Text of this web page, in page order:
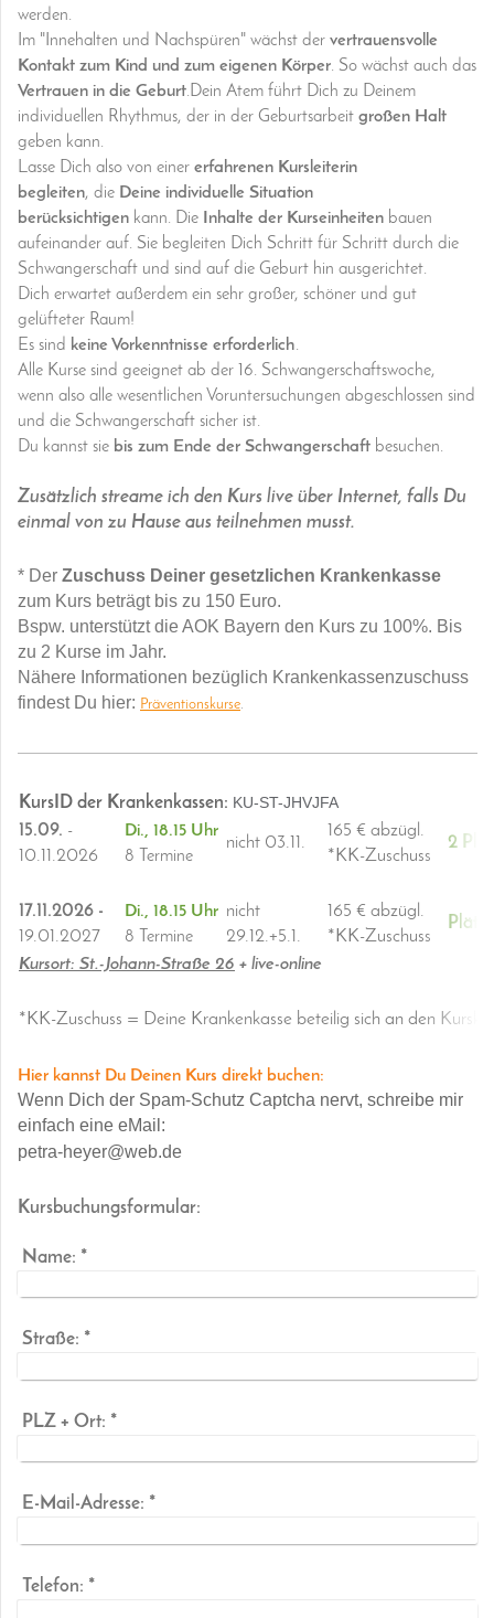
werden.
Im "Innehalten und Nachspüren" wächst der vertrauensvolle
Kontakt zum Kind und zum eigenen Körper. So wächst auch das
Vertrauen in die Geburt.Dein Atem führt Dich zu Deinem
individuellen Rhythmus, der in der Geburtsarbeit großen Halt
geben kann.
Lasse Dich also von einer erfahrenen Kursleiterin
begleiten, die Deine individuelle Situation
berücksichtigen kann. Die Inhalte der Kurseinheiten bauen
aufeinander auf. Sie begleiten Dich Schritt für Schritt durch die
Schwangerschaft und sind auf die Geburt hin ausgerichtet.
Dich erwartet außerdem ein sehr großer, schöner und gut
gelüfteter Raum!
Es sind keine Vorkenntnisse erforderlich.
Alle Kurse sind geeignet ab der 16. Schwangerschaftswoche,
wenn also alle wesentlichen Voruntersuchungen abgeschlossen sind
und die Schwangerschaft sicher ist.
Du kannst sie bis zum Ende der Schwangerschaft besuchen.
Zusätzlich streame ich den Kurs live über Internet, falls Du
einmal von zu Hause aus teilnehmen musst.
* Der Zuschuss Deiner gesetzlichen Krankenkasse
zum Kurs beträgt bis zu 150 Euro.
Bspw. unterstützt die AOK Bayern den Kurs zu 100%. Bis
zu 2 Kurse im Jahr.
Nähere Informationen bezüglich Krankenkassenzuschuss
findest Du hier: Präventionskurse.
KursID der Krankenkassen: KU-ST-JHVJFA
15.09. -
10.11.2026
Di., 18.15 Uhr
8 Termine
nicht 03.11.
165 € abzügl.
*KK-Zuschuss
2
17.11.2026 -
19.01.2027
Di., 18.15 Uhr
8 Termine
nicht
29.12.+5.1.
165 € abzügl.
*KK-Zuschuss
Kursort: St.-Johann-Straße 26 + live-online
*KK-Zuschuss = Deine Krankenkasse beteilig sich an den
Hier kannst Du Deinen Kurs direkt buchen:
Wenn Dich der Spam-Schutz Captcha nervt, schreibe mir
einfach eine eMail:
petra-heyer@web.de
Kursbuchungsformular:
Name: *
Straße: *
PLZ + Ort: *
E-Mail-Adresse: *
Telefon: *